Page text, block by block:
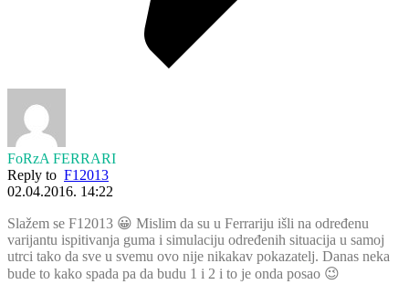
FoRzA FERRARI
Reply to F12013
02.04.2016. 14:22
Slažem se F12013 😀 Mislim da su u Ferrariju išli na određenu
varijantu ispitivanja guma i simulaciju određenih situacija u samoj
utrci tako da sve u svemu ovo nije nikakav pokazatelj. Danas neka
bude to kako spada pa da budu 1 i 2 i to je onda posao 😉